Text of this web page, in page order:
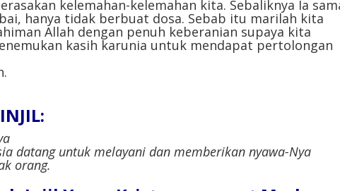
kelemahan-kelemahan kita. Sebaliknya Ia
hanya tidak berbuat dosa. Sebab itu marilah kita
Allah dengan penuh keberanian supaya kita
kasih karunia untuk mendapat pertolongan
datang untuk melayani dan memberikan nyawa-Nya
orang.